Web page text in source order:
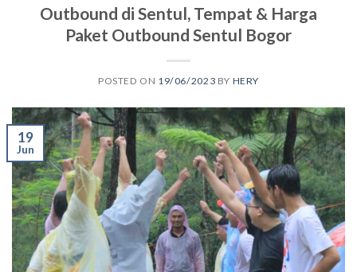
Outbound di Sentul, Tempat & Harga
Paket Outbound Sentul Bogor
POSTED ON 19/06/2023 BY HERY
19
Jun